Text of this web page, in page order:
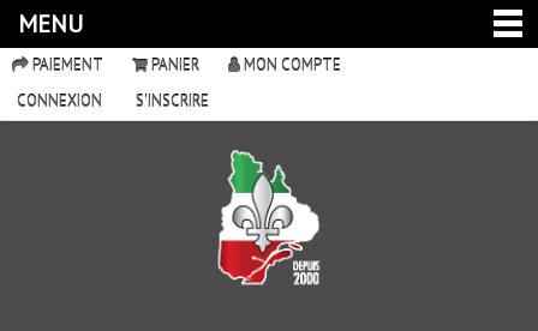
MENU
PAIEMENT PANIER
MON COMPTE
CONNEXION
S'INSCRIRE